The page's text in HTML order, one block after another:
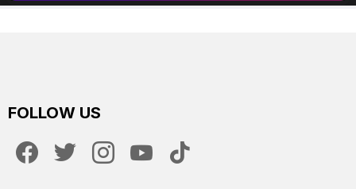
FOLLOW US